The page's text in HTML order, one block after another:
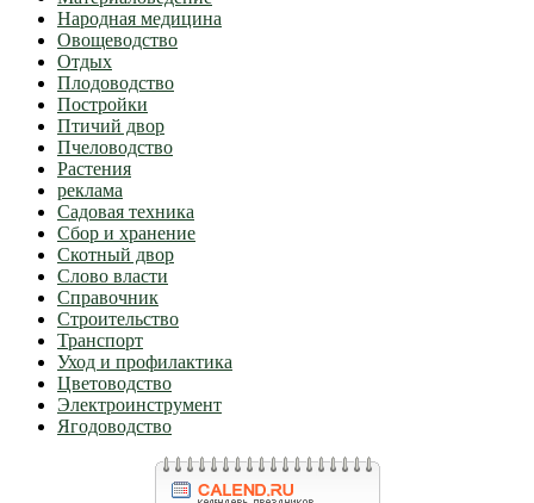
Народная медицина
Овощеводство
Отдых
Плодоводство
Постройки
Птичий двор
Пчеловодство
Растения
реклама
Садовая техника
Сбор и хранение
Скотный двор
Слово власти
Справочник
Строительство
Транспорт
Уход и профилактика
Цветоводство
Электроинструмент
Ягодоводство